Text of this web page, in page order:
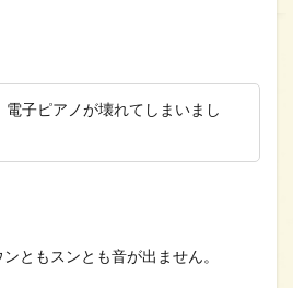
電子ピアノが壊れてしまいまし
ともスンとも音が出ません。